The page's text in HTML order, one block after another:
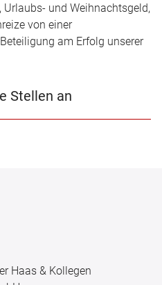
und Weihnachtsgeld,
von einer
am Erfolg unserer
Stellen an
Haas & Kollegen